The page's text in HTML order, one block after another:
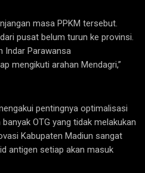
masa PPKM tersebut.
pusat belum turun ke provinsi.
Indar Parawansa
mengikuti arahan Mendagri,”
pentingnya optimalisasi
OTG yang tidak melakukan
Kabupaten Madiun sangat
antigen setiap akan masuk